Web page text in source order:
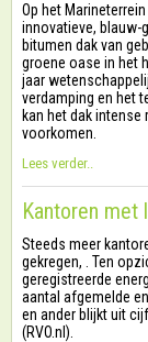
Op het
innovatieve, blauw-
bitumen dak van
groene oase in het
jaar
verdamping en het
kan het dak
voorkomen.
Lees verder..
Kantoren met
Steeds meer
gekregen, . Ten
geregistreerde
aantal afgemelde
en ander blijkt uit
(RVO.nl).